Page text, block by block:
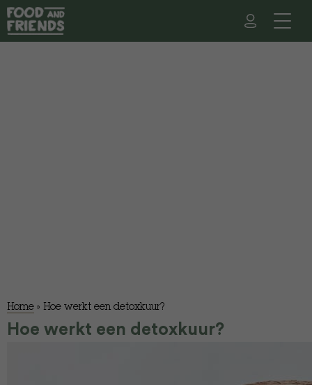
Home » Hoe werkt een detoxkuur?
Hoe werkt een detoxkuur?